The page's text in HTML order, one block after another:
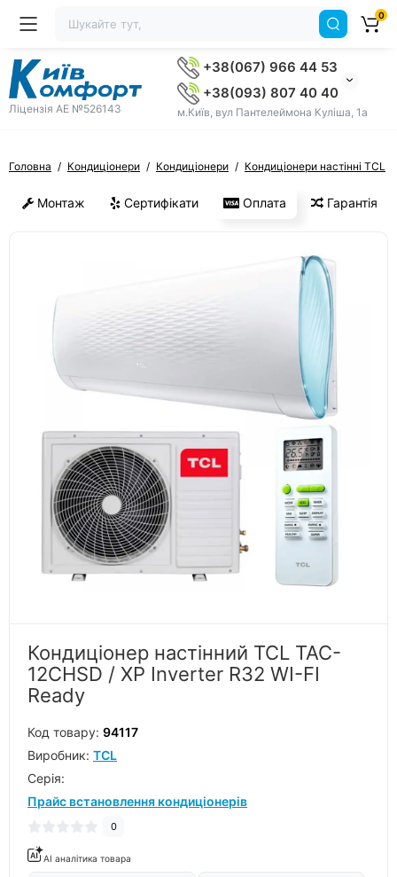
Ліцензія AE №526143
+38(067) 966 44 53
+38(093) 807 40 40
м.Київ, вул Пантелеймона Куліша, 1а
0
Головна Кондиціонери Кондиціонери Кондиціонери настінні TCL
Монтаж Сертифікати Оплата Гарантія
Кондиціонер настінний TCL TAC-
12CHSD / XP Inverter R32 WI-FI
Ready
Код товару: 94117
Виробник: TCL
Серiя:
Прайс встановлення кондиціонерів
0
AI аналітика товара